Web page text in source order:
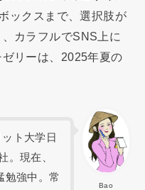
ックスまで、選択肢が
カラフルでSNS上に
リーは、2025年夏の
Bao
ト大学日
。現在、
勉強中。常